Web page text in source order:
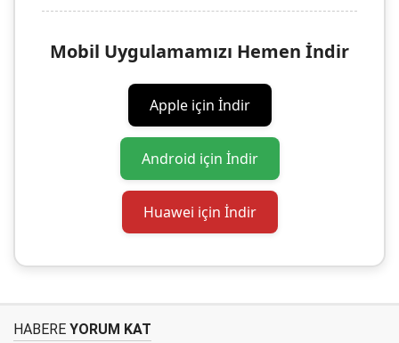
Mobil Uygulamamızı Hemen İndir
Apple için İndir
Android için İndir
Huawei için İndir
HABERE YORUM KAT